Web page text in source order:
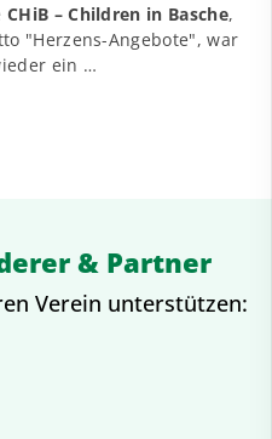
CHiB – Children in Basche,
"Herzens-Angebote", war
ein …
& Partner
Verein unterstützen: